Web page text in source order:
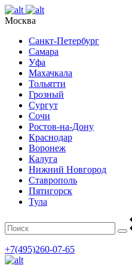
Москва
Санкт-Петербург
Самара
Уфа
Махачкала
Тольятти
Грозный
Сургут
Сочи
Ростов-на-Дону
Краснодар
Воронеж
Калуга
Нижний Новгород
Ставрополь
Пятигорск
Тула
+7(495)260-07-65